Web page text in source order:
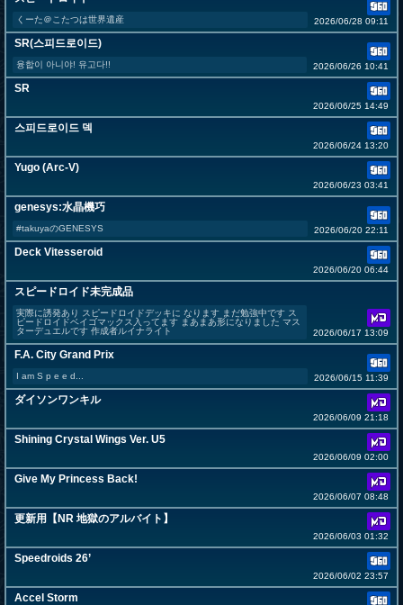
くーた＠こたつは世界遺産 2026/06/28 09:11
SR(스피드로이드)
융합이 아니야! 유고다!! 2026/06/26 10:41
SR
2026/06/25 14:49
스피드로이드 덱
2026/06/24 13:20
Yugo (Arc-V)
2026/06/23 03:41
genesys:水晶機巧
#takuyaのGENESYS 2026/06/20 22:11
Deck Vitesseroid
2026/06/20 06:44
スピードロイド未完成品
実際に誘発あり スピードロイドデッキに なります まだ勉強中です ス
ピードロイドベイゴマックス入ってます まあまあ形になりました マス
ターデュエルです 作成者ルイナライト
2026/06/17 13:09
F.A. City Grand Prix
I am S p e e d... 2026/06/15 11:39
ダイソンワンキル
2026/06/09 21:18
Shining Crystal Wings Ver. U5
2026/06/09 02:00
Give My Princess Back!
2026/06/07 08:48
更新用【NR 地獄のアルバイト】
2026/06/03 01:32
Speedroids 26’
2026/06/02 23:57
Accel Storm